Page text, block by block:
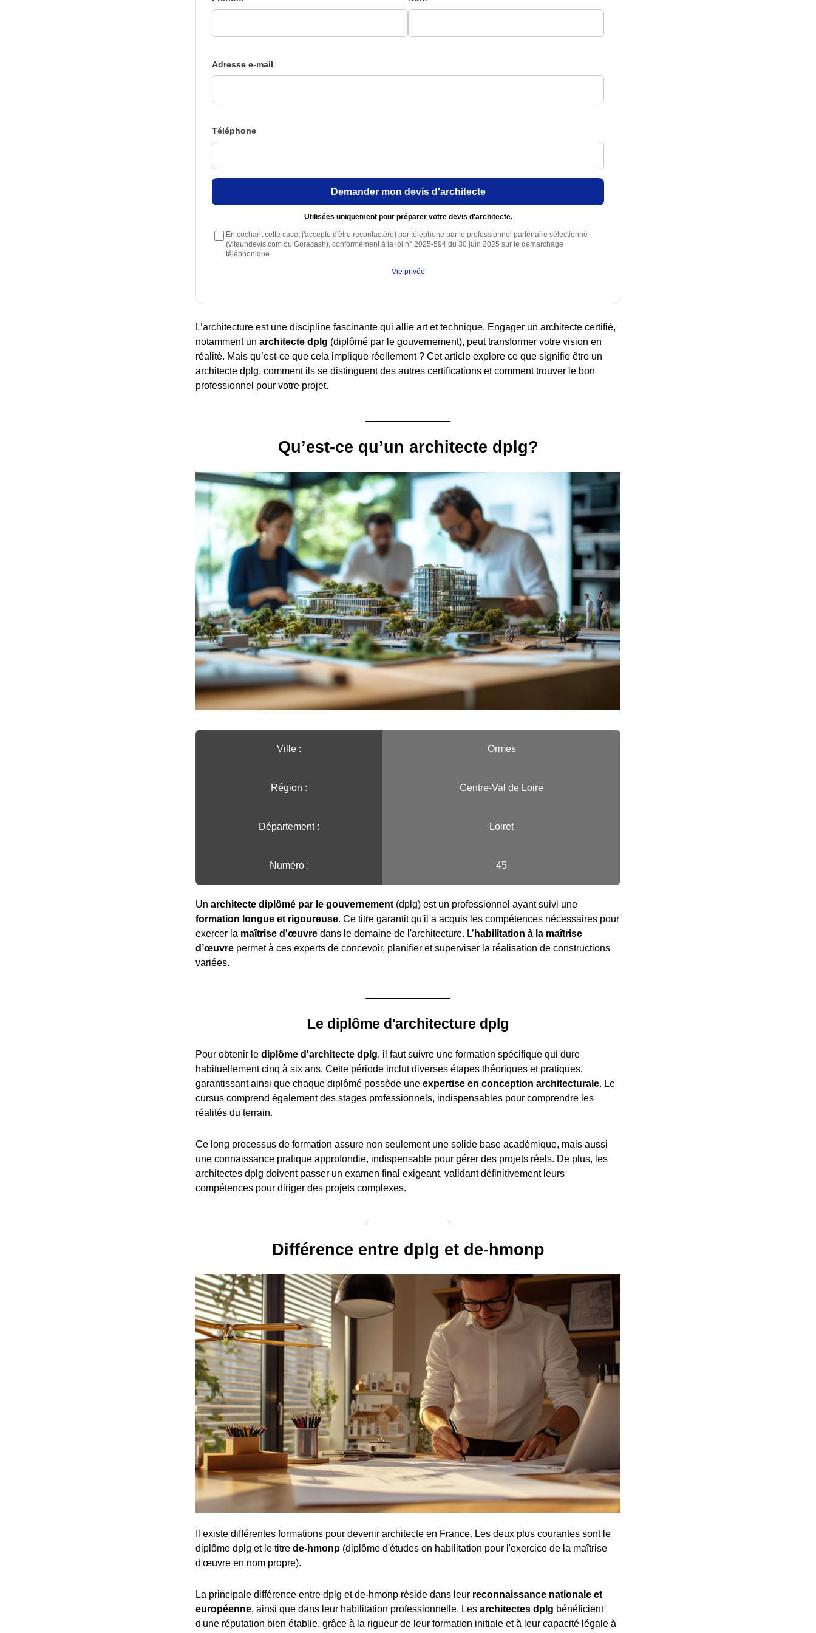
Adresse e-mail
Téléphone
Demander mon devis d'architecte
Utilisées uniquement pour préparer votre devis d'architecte.
En cochant cette case, j'accepte d'être recontacté(e) par téléphone par le professionnel partenaire sélectionné
(viteundevis.com ou Goracash), conformément à la loi n° 2025-594 du 30 juin 2025 sur le démarchage
téléphonique.
Vie privée
L’architecture est une discipline fascinante qui allie art et technique. Engager un architecte certifié,
notamment un architecte dplg (diplômé par le gouvernement), peut transformer votre vision en
réalité. Mais qu’est-ce que cela implique réellement ? Cet article explore ce que signifie être un
architecte dplg, comment ils se distinguent des autres certifications et comment trouver le bon
professionnel pour votre projet.
Qu’est-ce qu’un architecte dplg?
Ville :️ Ormes
Région :️ Centre-Val de Loire
Département : Loiret
Numéro : 45
Un architecte diplômé par le gouvernement (dplg) est un professionnel ayant suivi une
formation longue et rigoureuse. Ce titre garantit qu'il a acquis les compétences nécessaires pour
exercer la maîtrise d'œuvre dans le domaine de l'architecture. L’ habilitation à la maîtrise
d’œuvre permet à ces experts de concevoir, planifier et superviser la réalisation de constructions
variées.
Le diplôme d'architecture dplg
Pour obtenir le diplôme d'architecte dplg, il faut suivre une formation spécifique qui dure
habituellement cinq à six ans. Cette période inclut diverses étapes théoriques et pratiques,
garantissant ainsi que chaque diplômé possède une expertise en conception architecturale. Le
cursus comprend également des stages professionnels, indispensables pour comprendre les
réalités du terrain.
Ce long processus de formation assure non seulement une solide base académique, mais aussi
une connaissance pratique approfondie, indispensable pour gérer des projets réels. De plus, les
architectes dplg doivent passer un examen final exigeant, validant définitivement leurs
compétences pour diriger des projets complexes.
Différence entre dplg et de-hmonp
Il existe différentes formations pour devenir architecte en France. Les deux plus courantes sont le
diplôme dplg et le titre de-hmonp (diplôme d'études en habilitation pour l'exercice de la maîtrise
d'œuvre en nom propre).
La principale différence entre dplg et de-hmonp réside dans leur reconnaissance nationale et
européenne, ainsi que dans leur habilitation professionnelle. Les architectes dplg bénéficient
d'une réputation bien établie, grâce à la rigueur de leur formation initiale et à leur capacité légale à